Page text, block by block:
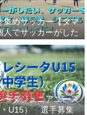
めサッカー【タマ
でサッカーがした
ーをする場所、男
、シニアも学生もい
！【タマケル】
ータジュニアユース
・U15） 選手募集